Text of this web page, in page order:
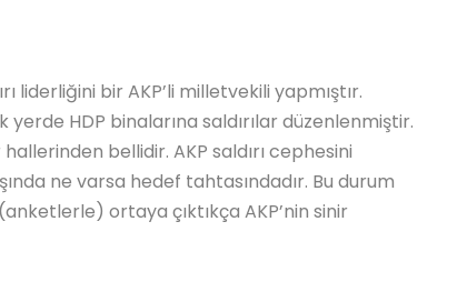
liderliğini bir AKP’li milletvekili yapmıştır.
yerde HDP binalarına saldırılar düzenlenmiştir.
bellidir. AKP saldırı cephesini
ne varsa hedef tahtasındadır. Bu durum
ortaya çıktıkça AKP’nin sinir